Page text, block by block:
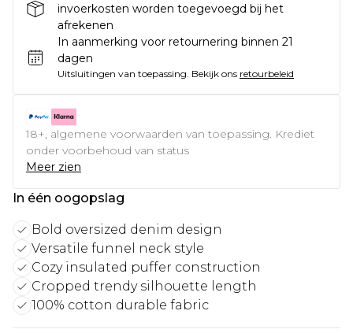
invoerkosten worden toegevoegd bij het
afrekenen
In aanmerking voor retournering binnen 21
dagen
Uitsluitingen van toepassing. Bekijk ons retourbeleid
18+, algemene voorwaarden van toepassing. Krediet
onder voorbehoud van status
Meer zien
In één oogopslag
Bold oversized denim design
Versatile funnel neck style
Cozy insulated puffer construction
Cropped trendy silhouette length
100% cotton durable fabric